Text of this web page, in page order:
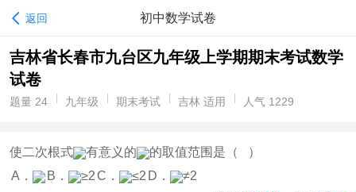
返回 初中数学试卷
吉林省长春市九台区九年级上学期期末考试数学
试卷
题量 24 九年级 期末考试 吉林 适用 人气 1229
使二次根式 有意义的
的取值范围是（ ）
A．
B． ≥2C． ≤2 D．
≠2